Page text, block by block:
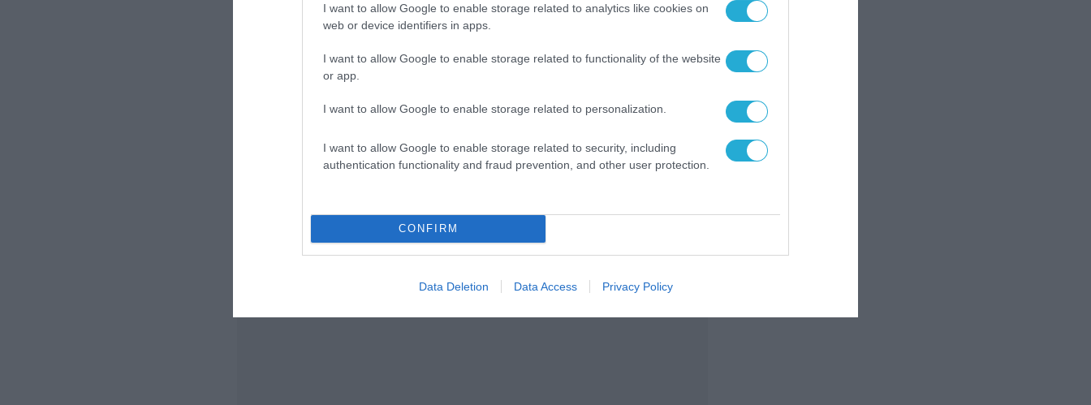
I want to allow Google to enable storage related to analytics like cookies on
web or device identifiers in apps.
I want to allow Google to enable storage related to functionality of the website
or app.
I want to allow Google to enable storage related to personalization.
I want to allow Google to enable storage related to security, including
authentication functionality and fraud prevention, and other user protection.
CONFIRM
Data Deletion Data Access Privacy Policy